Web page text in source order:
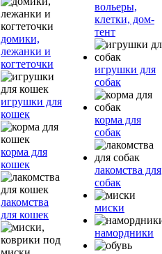
домики,
лежанки и
когтеточки
игрушки для
кошек
корма для
кошек
лакомства
для кошек
вольеры,
клетки, дом-
тент
игрушки для
собак
корма для
собак
лакомства для
собак
миски
намордники